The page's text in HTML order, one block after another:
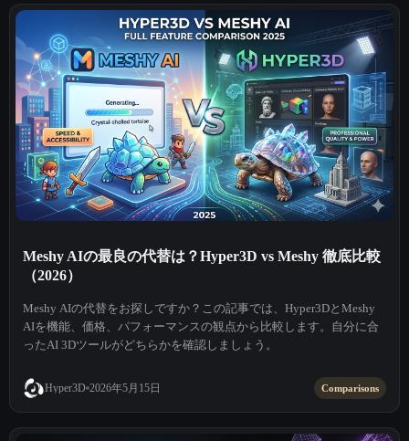
Meshy AIの最良の代替は？Hyper3D vs Meshy 徹底比較
（2026）
Meshy AIの代替をお探しですか？この記事では、Hyper3DとMeshy
AIを機能、価格、パフォーマンスの観点から比較します。自分に合
ったAI 3Dツールがどちらかを確認しましょう。
Hyper3D 2026年5月15日 Comparisons